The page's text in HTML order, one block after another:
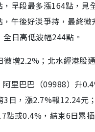
早段最多漲164點，
午後好淡爭持，最終
日高低波幅244點。
增2.2%；北水經港股
里巴巴（09988）升
3日，漲2.7%報12.24
點或0.4%，結束6日累